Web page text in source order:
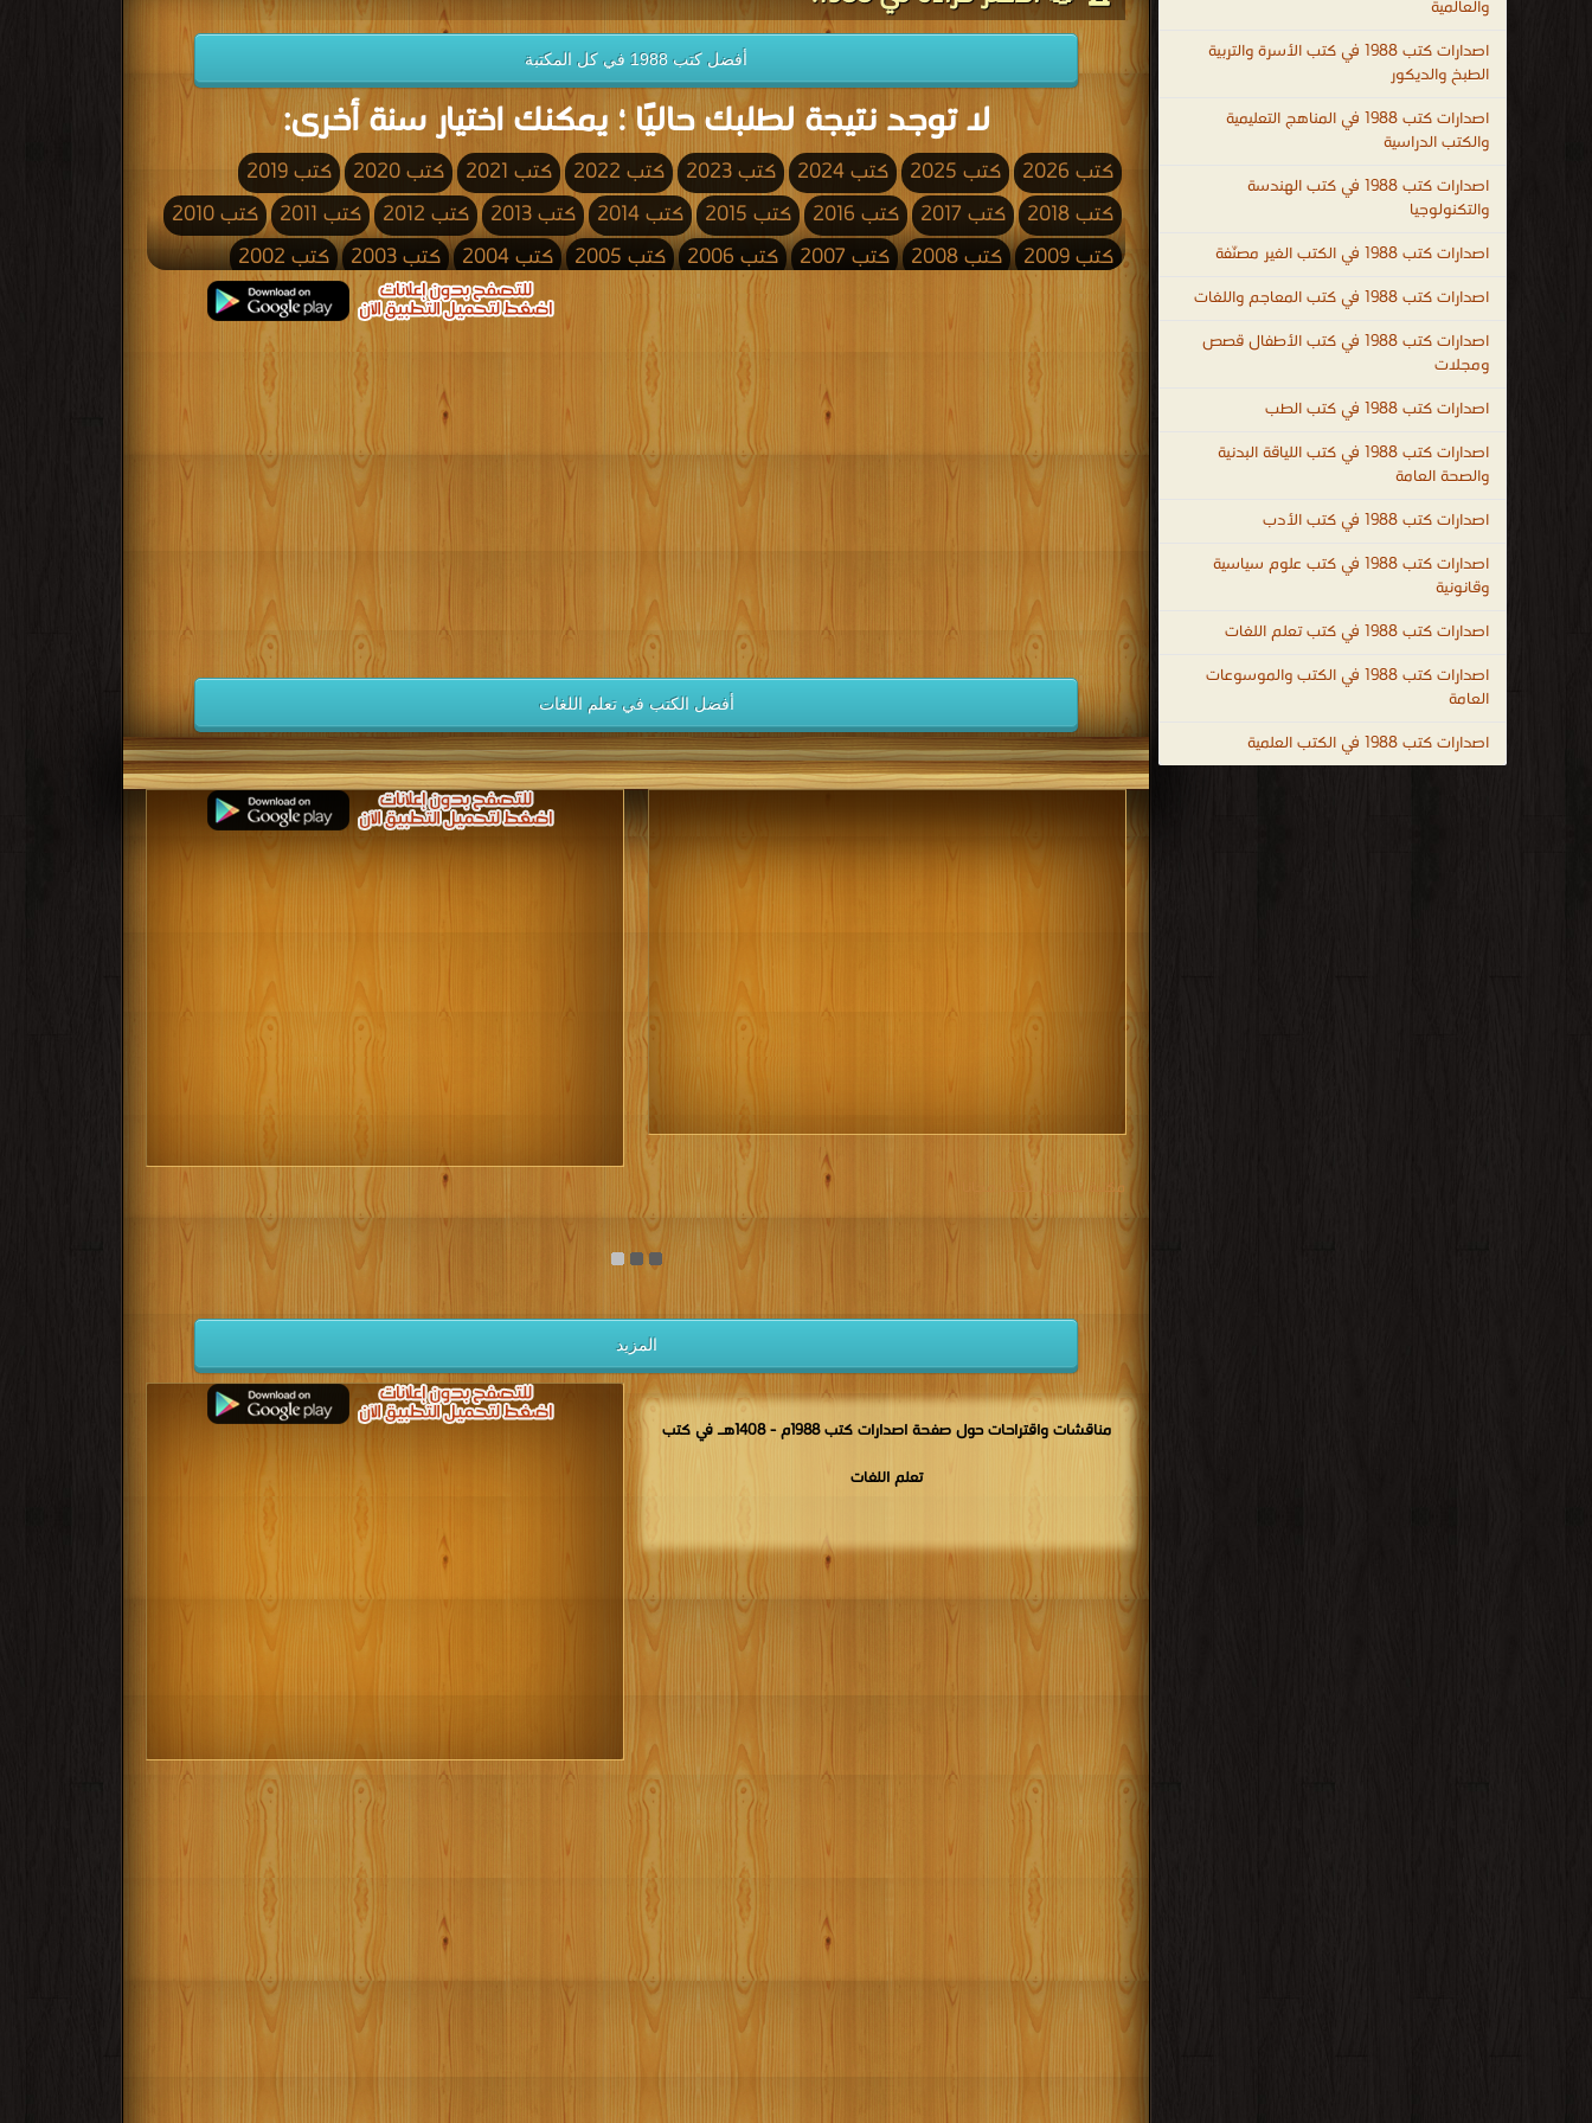
والعالمية
اصدارات كتب 1988 في كتب الأسرة والتربية
الطبخ والديكور
اصدارات كتب 1988 في المناهج التعليمية
والكتب الدراسية
اصدارات كتب 1988 في كتب الهندسة
والتكنولوجيا
اصدارات كتب 1988 في الكتب الغير مصنّفة
اصدارات كتب 1988 في كتب المعاجم واللغات
اصدارات كتب 1988 في كتب الأطفال قصص
ومجلات
اصدارات كتب 1988 في كتب الطب
اصدارات كتب 1988 في كتب اللياقة البدنية
والصحة العامة
اصدارات كتب 1988 في كتب الأدب
اصدارات كتب 1988 في كتب علوم سياسية
وقانونية
اصدارات كتب 1988 في كتب تعلم اللغات
اصدارات كتب 1988 في الكتب والموسوعات
العامة
اصدارات كتب 1988 في الكتب العلمية
أفضل كتب 1988 في كل المكتبة
لا توجد نتيجة لطلبك حاليًا ؛ يمكنك اختيار سنة أخرى:
كتب 2026 كتب 2025 كتب 2024 كتب 2023 كتب 2022 كتب 2021 كتب 2020
كتب 2019
كتب 2018
كتب 2017 كتب 2016 كتب 2015 كتب 2014 كتب 2013 كتب 2012 كتب 2011
كتب 2010
كتب 2009
كتب 2008 كتب 2007 كتب 2006 كتب 2005 كتب 2004 كتب 2003
كتب 2002
كتب 2001
كتب 1998 كتب 1997 كتب 1996 كتب 1995 كتب 1994
كتب 1993
كتب 1989 كتب 1988 كتب 1985
كتب 1984
كتب 1979 كتب 1977 كتب 1976
كتب 1975
كتب 1974
كتب 1971 كتب 1970 كتب 1969 كتب 1968 كتب 1967
كتب 1966
كتب 1965
كتب 1962 كتب 1961 كتب 1960 كتب 1959 كتب 1958
كتب 1957
كتب 1952 كتب 1949
كتب 1948
كتب 1938
كتب 1935 كتب 1934 كتب 1931
كتب 1930
كتب 1929
كتب 1926 كتب 1925 كتب 1924 كتب 1923 كتب 1922
كتب 1921
كتب 1920
كتب 1919 كتب 1918 كتب 1917 كتب 1916 كتب 1915 كتب 1914 كتب 1913
كتب 1912
كتب 1911
كتب 1910 كتب 1909 كتب 1908 كتب 1907 كتب 1906 كتب 1905 كتب 1904
كتب 1903
كتب 1902
كتب 1901 كتب 1900
أفضل الكتب في تعلم اللغات
مكتبة تحميل الكتب مجانا
المزيد
مناقشات واقتراحات حول صفحة اصدارات كتب 1988م - 1408هـ في كتب
تعلم اللغات